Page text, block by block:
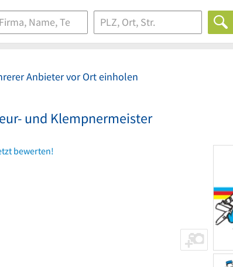
Anbieter vor Ort einholen
und Klempnermeister
bewerten!